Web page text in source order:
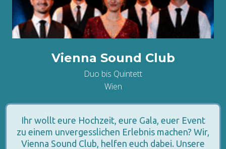
Vienna Sound Club
Duo bis Quintett
Wien
Ihr wollt eure Hochzeit, eure Gala, euer Event
zu einem unvergesslichen Erlebnis machen? Wir,
Vienna Sound Club, helfen euch dabei. Unsere